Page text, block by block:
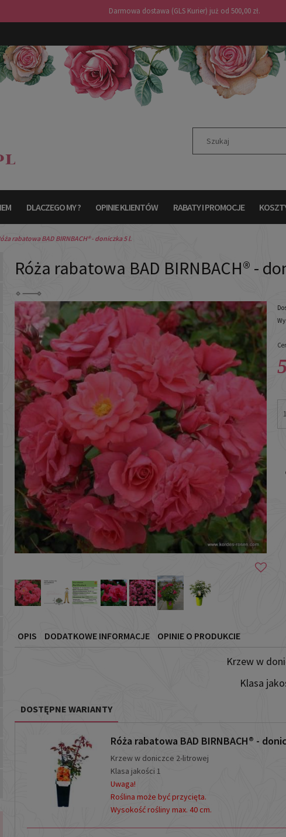
Darmowa dostawa (GLS Kurier) już od 500,00 zł.
DLACZEGO MY ? OPINIE KLIENTÓW RABATY I PROMOCJE
rabatowa BAD BIRNBACH® - doniczka 5 l.
Róża rabatowa BAD BIRNBACH® -
OPIS DODATKOWE INFORMACJE OPINIE O PRODUKCIE
Krzew w
Klasa
DOSTĘPNE WARIANTY
Róża rabatowa BAD BIRNBACH® -
Krzew w doniczce 2-litrowej
Klasa jakości 1
Uwaga!
Roślina może być przycięta.
Wysokość rośliny max. 40 cm.